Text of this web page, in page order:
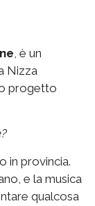
, è un
Nizza
progetto
in provincia.
e la musica
qualcosa